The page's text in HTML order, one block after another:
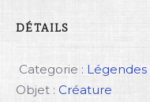
DÉTAILS
Categorie : Légendes
Objet : Créature